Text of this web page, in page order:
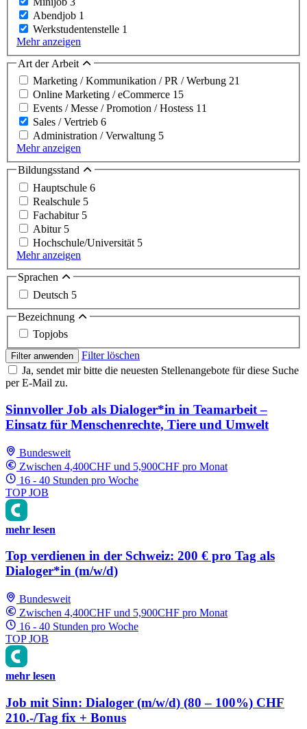
Abendjob 1
Werkstudentenstelle 1
Mehr anzeigen
Art der Arbeit
Marketing / Kommunikation / PR / Werbung 21
Online Marketing / eCommerce 15
Events / Messe / Promotion / Hostess 11
Sales / Vertrieb 6
Administration / Verwaltung 5
Mehr anzeigen
Bildungsstand
Hauptschule 6
Realschule 5
Fachabitur 5
Abitur 5
Hochschule/Universität 5
Mehr anzeigen
Sprachen
Deutsch 5
Bezeichnung
Topjobs
Filter anwenden
Filter löschen
Ja, sendet mir bitte die neuesten Stellenangebote für diese Suche
per E-Mail zu.
Sinnvoller Job als Dialoger*in in Teamarbeit –
Einsatz für Menschenrechte, Tiere und Umwelt
Bundesweit
Zwischen 4,400CHF und 5,900CHF pro Monat
16 - 40 Stunden pro Woche
TOP JOB
mehr lesen
Top verdienen in der Schweiz: 200 € pro Tag als
Dialoger*in (m/w/d)
Bundesweit
Zwischen 4,400CHF und 5,900CHF pro Monat
16 - 40 Stunden pro Woche
TOP JOB
mehr lesen
Job mit Sinn: Dialoger (m/w/d) (80 – 100%) CHF
210.-/Tag fix + Bonus